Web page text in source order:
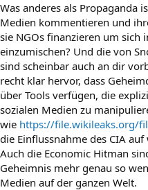
Was anderes als Propaganda
Medien kommentieren und
sie NGOs finanzieren um sich
einzumischen? Und die von
sind scheinbar auch an dir
recht klar hervor, dass
über Tools verfügen, die
sozialen Medien zu
wie https://file.wikileaks.org/
die Einflussnahme des CIA
Auch die Economic Hitman
Geheimnis mehr genau so
Medien auf der ganzen Welt.